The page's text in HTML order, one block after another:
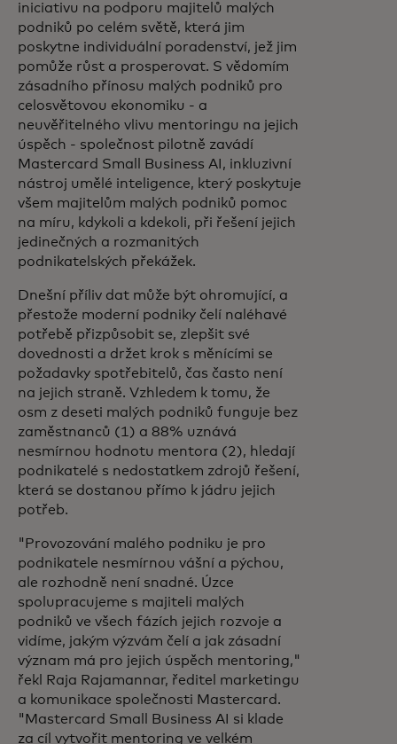
iniciativu na podporu majitelů malých
podniků po celém světě, která jim
poskytne individuální poradenství, jež jim
pomůže růst a prosperovat. S vědomím
zásadního přínosu malých podniků pro
celosvětovou ekonomiku - a
neuvěřitelného vlivu mentoringu na jejich
úspěch - společnost pilotně zavádí
Mastercard Small Business AI, inkluzivní
nástroj umělé inteligence, který poskytuje
všem majitelům malých podniků pomoc
na míru, kdykoli a kdekoli, při řešení jejich
jedinečných a rozmanitých
podnikatelských překážek.
Dnešní příliv dat může být ohromující, a
přestože moderní podniky čelí naléhavé
potřebě přizpůsobit se, zlepšit své
dovednosti a držet krok s měnícími se
požadavky spotřebitelů, čas často není
na jejich straně. Vzhledem k tomu, že
osm z deseti malých podniků funguje bez
zaměstnanců (1) a 88% uznává
nesmírnou hodnotu mentora (2), hledají
podnikatelé s nedostatkem zdrojů řešení,
která se dostanou přímo k jádru jejich
potřeb.
"Provozování malého podniku je pro
podnikatele nesmírnou vášní a pýchou,
ale rozhodně není snadné. Úzce
spolupracujeme s majiteli malých
podniků ve všech fázích jejich rozvoje a
vidíme, jakým výzvám čelí a jak zásadní
význam má pro jejich úspěch mentoring,"
řekl Raja Rajamannar, ředitel marketingu
a komunikace společnosti Mastercard.
"Mastercard Small Business AI si klade
za cíl vytvořit mentoring ve velkém